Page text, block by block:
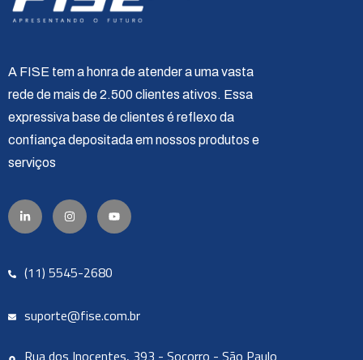
A FISE tem a honra de atender a uma vasta
rede de mais de 2.500 clientes ativos. Essa
expressiva base de clientes é reflexo da
confiança depositada em nossos produtos e
serviços
(11) 5545-2680
suporte@fise.com.br
Rua dos Inocentes, 393 - Socorro - São Paulo